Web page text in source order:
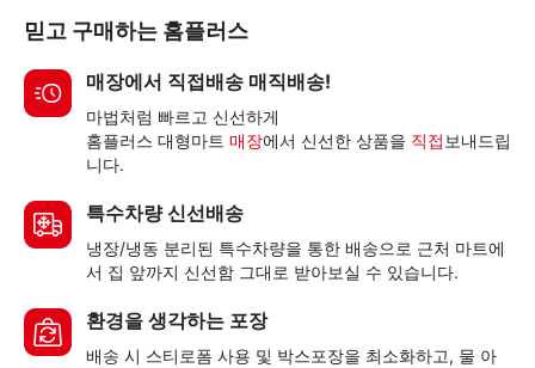
믿고 구매하는 홈플러스
매장에서 직접배송 매직배송!
마법처럼 빠르고 신선하게
홈플러스 대형마트 매장에서 신선한 상품을 직접 보내드립
니다.
특수차량 신선배송
냉장/냉동 분리된 특수차량을 통한 배송으로 근처 마트에
서 집 앞까지 신선함 그대로 받아보실 수 있습니다.
환경을 생각하는 포장
배송 시 스티로폼 사용 및 박스포장을 최소화하고, 물 아